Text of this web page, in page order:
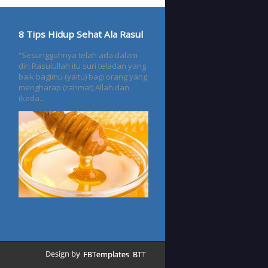
8 Tips Hidup Sehat Ala Rasul
“Sesungguhnya telah ada dalam
diri Rasulullah itu suri teladan yang
baik bagimu (yaitu) bagi orang yang
mengharap (rahmat) Allah dan
(keda...